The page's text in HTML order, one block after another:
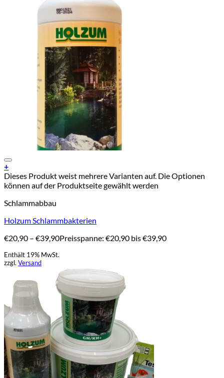
+
Dieses Produkt weist mehrere Varianten auf. Die Optionen
können auf der Produktseite gewählt werden
Schlammabbau
Holzum Schlammbakterien
€20,90 – €39,90Preisspanne: €20,90 bis €39,90
Enthält 19% MwSt.
zzgl. Versand